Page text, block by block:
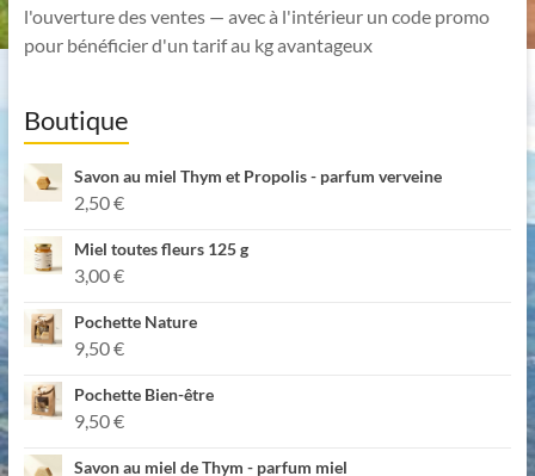
l'ouverture des ventes — avec à l'intérieur un code promo
pour bénéficier d'un tarif au kg avantageux
Boutique
Savon au miel Thym et Propolis - parfum verveine
2,50€
Miel toutes fleurs 125 g
3,00€
Pochette Nature
9,50€
Pochette Bien-être
9,50€
Savon au miel de Thym - parfum miel